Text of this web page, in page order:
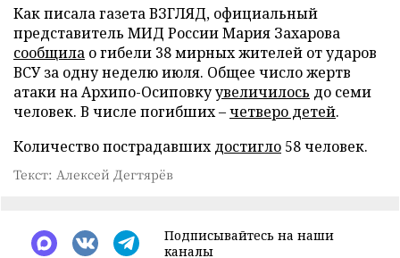
Как писала газета ВЗГЛЯД, официальный
представитель МИД России Мария Захарова
сообщила о гибели 38 мирных жителей от ударов
ВСУ за одну неделю июля. Общее число жертв
атаки на Архипо-Осиповкуувеличилось до семи
человек. В числе погибших –четверо детей.
Количество пострадавшихдостигло 58 человек.
Текст: Алексей Дегтярёв
Подписывайтесь на наши
каналы